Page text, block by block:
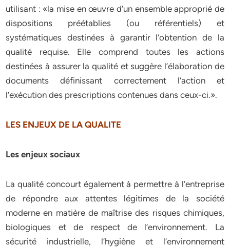
utilisant : «la mise en œuvre d’un ensemble approprié de
dispositions préétablies (ou référentiels) et
systématiques destinées à garantir l’obtention de la
qualité requise. Elle comprend toutes les actions
destinées à assurer la qualité et suggère l’élaboration de
documents définissant correctement l’action et
l’exécution des prescriptions contenues dans ceux-ci.».
LES ENJEUX DE LA QUALITE
Les enjeux sociaux
La qualité concourt également à permettre à l’entreprise
de répondre aux attentes légitimes de la société
moderne en matière de maîtrise des risques chimiques,
biologiques et de respect de l’environnement. La
sécurité industrielle, l’hygiène et l’environnement